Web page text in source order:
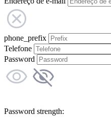
phone_prefix
Telefone
Password
Password strength: